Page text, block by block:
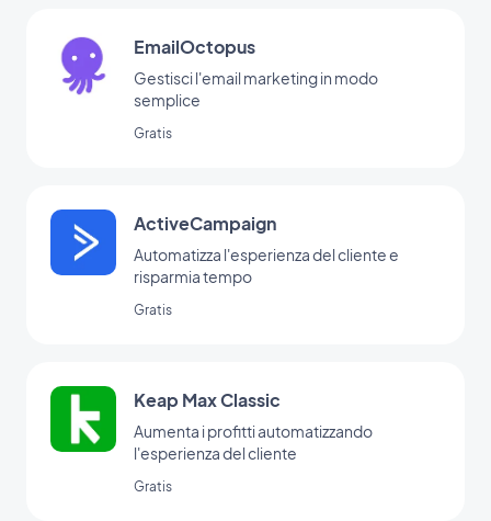
EmailOctopus
Gestisci l'email marketing in modo
semplice
Gratis
ActiveCampaign
Automatizza l'esperienza del cliente e
risparmia tempo
Gratis
Keap Max Classic
Aumenta i profitti automatizzando
l'esperienza del cliente
Gratis